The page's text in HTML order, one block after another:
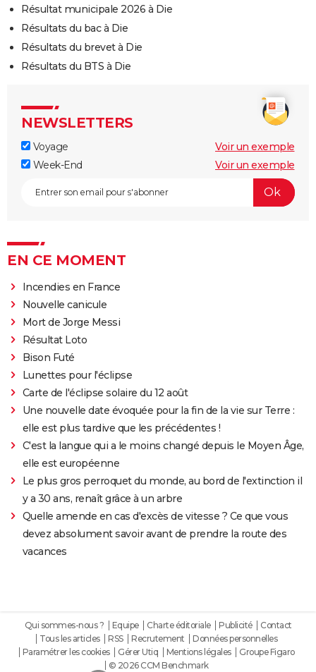
Résultat municipale 2026 à Die
Résultats du bac à Die
Résultats du brevet à Die
Résultats du BTS à Die
NEWSLETTERS
Voyage
Voir un exemple
Week-End
Voir un exemple
EN CE MOMENT
Incendies en France
Nouvelle canicule
Mort de Jorge Messi
Résultat Loto
Bison Futé
Lunettes pour l'éclipse
Carte de l'éclipse solaire du 12 août
Une nouvelle date évoquée pour la fin de la vie sur Terre :
elle est plus tardive que les précédentes !
C'est la langue qui a le moins changé depuis le Moyen Âge,
elle est européenne
Le plus gros perroquet du monde, au bord de l'extinction il
y a 30 ans, renaît grâce à un arbre
Quelle amende en cas d'excès de vitesse ? Ce que vous
devez absolument savoir avant de prendre la route des
vacances
Qui sommes-nous ? Equipe Charte éditoriale Publicité
Contact
Tous les articles
RSS Recrutement
Données personnelles
Paramétrer les cookies
Gérer Utiq Mentions légales
Groupe Figaro
© 2026 CCM Benchmark